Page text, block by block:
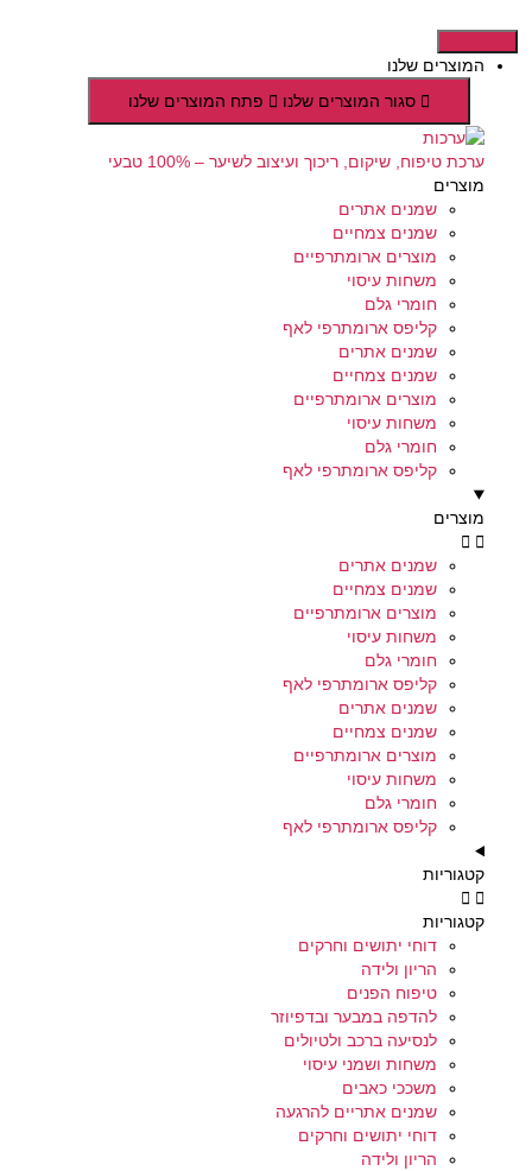
לתוכן
המוצרים שלנו
סגור המוצרים שלנו
פתח המוצרים שלנו
ערכת טיפוח, שיקום, ריכוך ועיצוב לשיער – 100% טבעי
מוצרים
שמנים אתרים
שמנים צמחיים
מוצרים ארומתרפיים
משחות עיסוי
חומרי גלם
קליפס ארומתרפי לאף
שמנים אתרים
שמנים צמחיים
מוצרים ארומתרפיים
משחות עיסוי
חומרי גלם
קליפס ארומתרפי לאף
מוצרים
שמנים אתרים
שמנים צמחיים
מוצרים ארומתרפיים
משחות עיסוי
חומרי גלם
קליפס ארומתרפי לאף
שמנים אתרים
שמנים צמחיים
מוצרים ארומתרפיים
משחות עיסוי
חומרי גלם
קליפס ארומתרפי לאף
קטגוריות
קטגוריות
דוחי יתושים וחרקים
הריון ולידה
טיפוח הפנים
להדפה במבער ובדפיוזר
לנסיעה ברכב ולטיולים
משחות ושמני עיסוי
משככי כאבים
שמנים אתריים להרגעה
דוחי יתושים וחרקים
הריון ולידה